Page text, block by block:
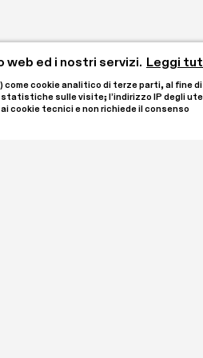
web ed i nostri servizi. Leggi
cookie analitico di terze parti, al fine di
statistiche sulle visite; l’indirizzo IP degli
cookie tecnici e non richiede il consenso